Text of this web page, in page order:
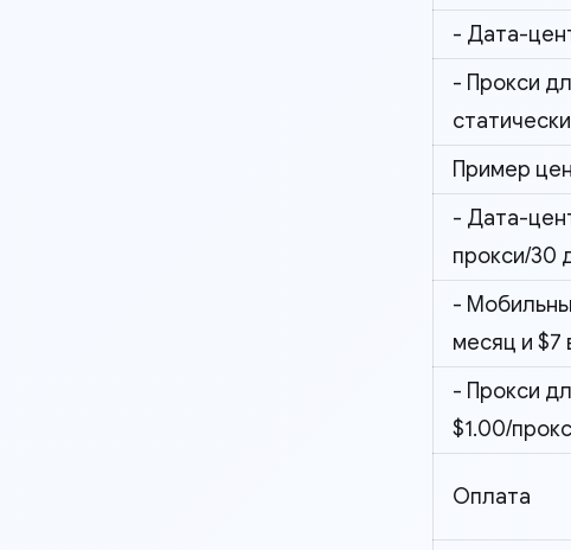
- Дата-
- Прокси
Пример
- Дата-
прокси/30
-
месяц и $7
- Прокси
$1.00/
Оплата